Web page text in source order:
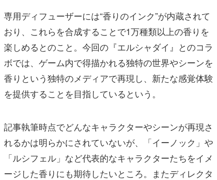
専用ディフューザーには“香りのインク”が内蔵されて
おり、これらを合成することで1万種類以上の香りを
楽しめるとのこと。今回の『エルシャダイ』とのコラ
ボでは、ゲーム内で得描かれる独特の世界やシーンを
香りという独特のメディアで再現し、新たな感覚体験
を提供することを目指しているという。
記事執筆時点でどんなキャラクターやシーンが再現さ
れるかは明らかにされていないが、「イーノック」や
「ルシフェル」など代表的なキャラクターたちをイメ
ージした香りにも期待したいところ。またディレクタ